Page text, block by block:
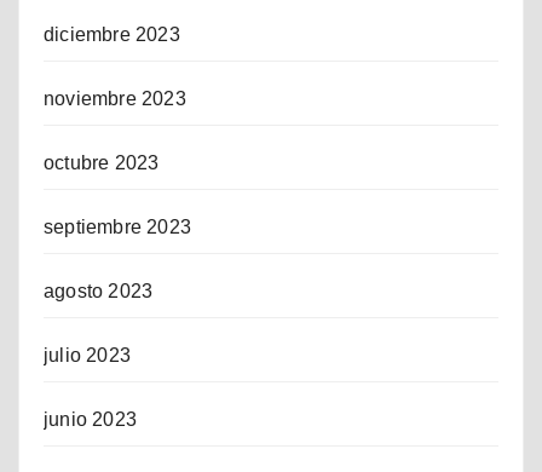
diciembre 2023
noviembre 2023
octubre 2023
septiembre 2023
agosto 2023
julio 2023
junio 2023